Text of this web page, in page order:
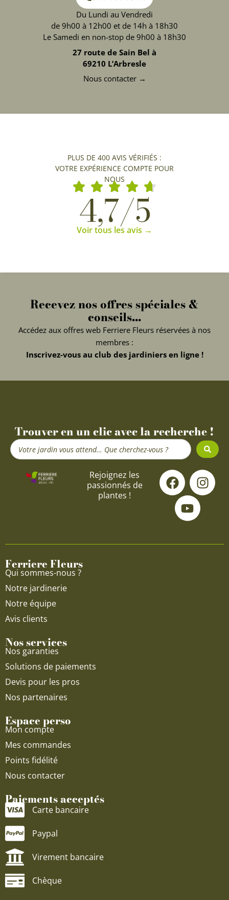
Du Lundi au Vendredi
de 9h00 à 12h00 et de 14h à 18h30
Le Samedi en non-stop de 9h00 à 18h30
27 route de Sain Bel à
69210 L’Arbresle
Nous contacter →
PLUS DE 400 AVIS VÉRIFIÉS :
VOTRE EXPÉRIENCE COMPTE POUR
NOUS
4,7/5
Voir tous les avis →
Recevez nos offres spéciales &
conseils...
Accédez aux offres web Ferriere Fleurs réservées à nos
membres :
Inscrivez-vous au club des jardiniers en ligne !
Trouver en un clic avec la recherche !
Search
...
Rejoignez les
passionnés de
plantes !
F
a
c
e
o
I
n
s
g
Y
o
u
t
u
b
Ferriere Fleurs
Qui sommes-nous ?
Notre jardinerie
Notre équipe
Avis clients
Nos services
Nos garanties
Solutions de paiements
Devis pour les pros
Nos partenaires
Espace perso
Mon compte
Mes commandes
Points fidélité
Nous contacter
Paiements acceptés
Carte bancaire
Paypal
Virement bancaire
Chèque